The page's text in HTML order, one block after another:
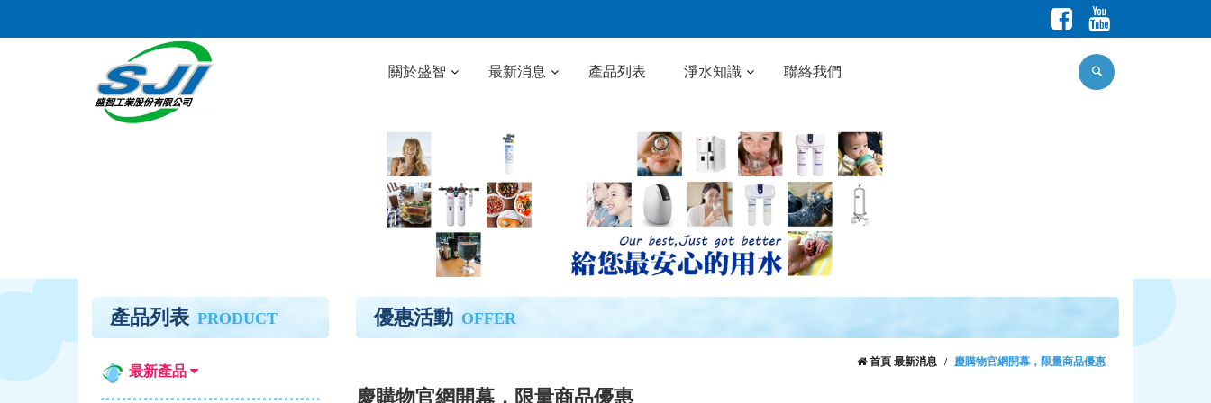
關於盛智 最新消息 產品列表 淨水知識 聯絡我們
優惠活動 OFFER
首頁 最新消息 慶購物官網開幕，限量商品優惠
慶購物官網開幕，限量商品優惠
產品列表 PRODUCT
最新產品